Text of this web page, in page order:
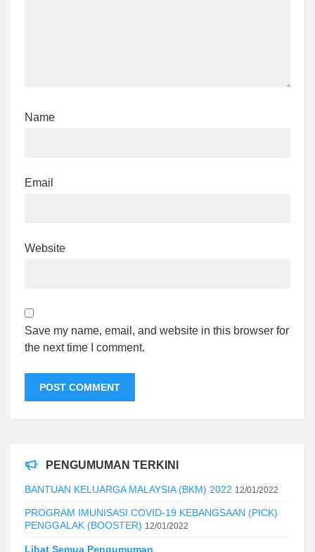
Name
Email
Website
Save my name, email, and website in this browser for
the next time I comment.
PENGUMUMAN TERKINI
BANTUAN KELUARGA MALAYSIA (BKM) 2022 12/01/2022
PROGRAM IMUNISASI COVID-19 KEBANGSAAN (PICK)
PENGGALAK (BOOSTER) 12/01/2022
Lihat Semua Pengumuman